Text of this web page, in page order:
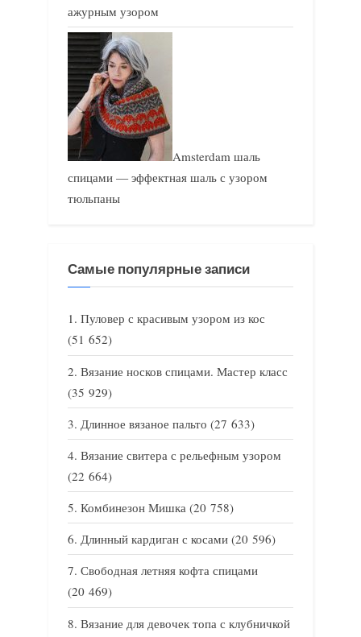
ажурным узором
Amsterdam шаль
спицами — эффектная шаль с узором
тюльпаны
Самые популярные записи
Пуловер с красивым узором из кос
(51 652)
Вязание носков спицами. Мастер класс
(35 929)
Длинное вязаное пальто (27 633)
Вязание свитера с рельефным узором
(22 664)
Комбинезон Мишка (20 758)
Длинный кардиган с косами (20 596)
Свободная летняя кофта спицами
(20 469)
Вязание для девочек топа с клубничкой